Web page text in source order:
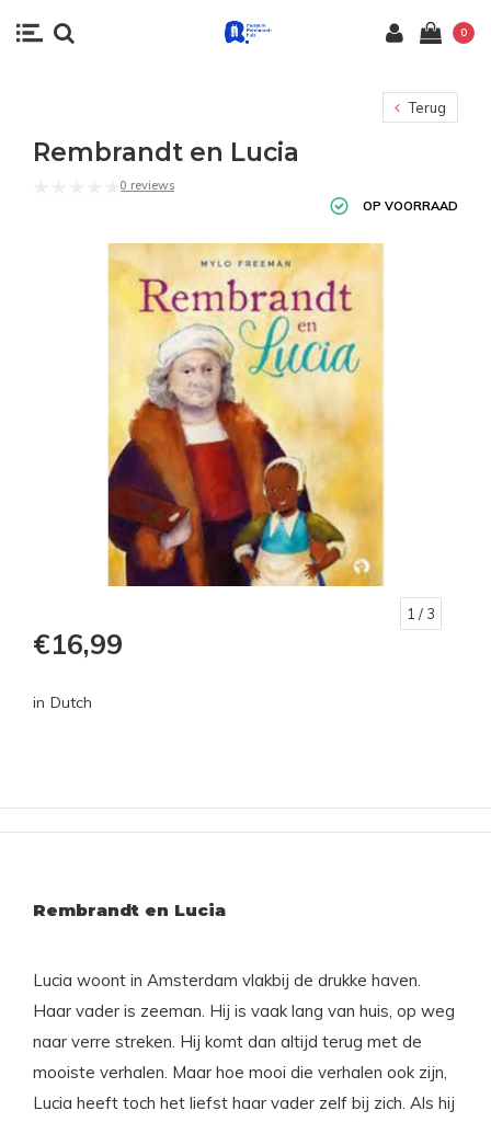
0
Terug
Rembrandt en Lucia
0 reviews
OP VOORRAAD
1 / 3
€16,99
in Dutch
Rembrandt en Lucia
Lucia woont in Amsterdam vlakbij de drukke haven.
Haar vader is zeeman. Hij is vaak lang van huis, op weg
naar verre streken. Hij komt dan altijd terug met de
mooiste verhalen. Maar hoe mooi die verhalen ook zijn,
Lucia heeft toch het liefst haar vader zelf bij zich. Als hij